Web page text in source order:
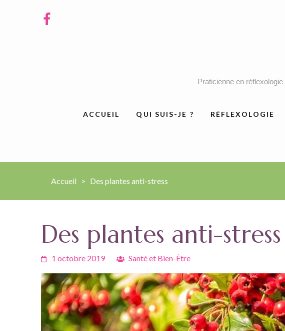
Praticienne en
ACCUEIL QUI SUIS-JE ? RÉFLEXOLOGIE
Accueil > Des plantes anti-stress
Des plantes anti-stress
1 octobre 2019 Santé et Bien-Être